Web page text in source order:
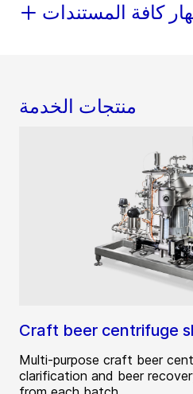
كافة المستندات
منتجات الخدمة
Craft beer centrifuge
Multi-purpose craft beer
clarification and beer